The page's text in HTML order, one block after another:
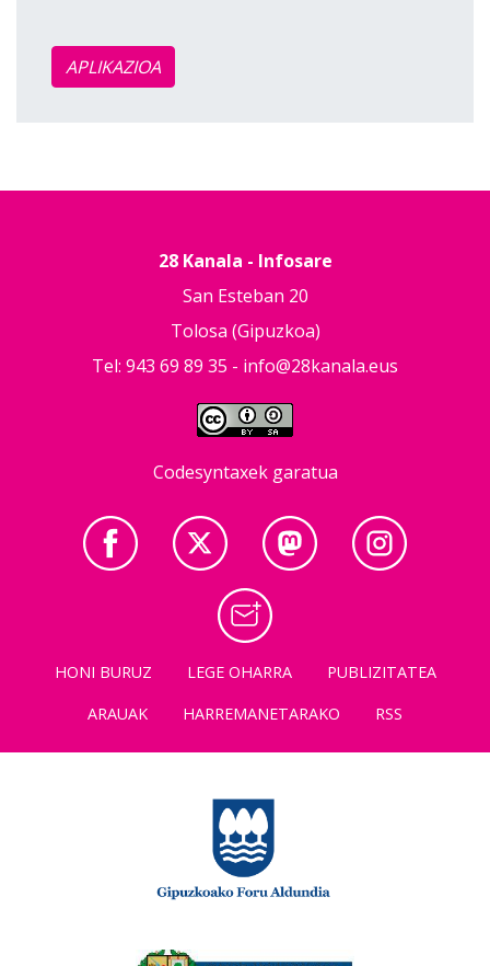
APLIKAZIOA
28 Kanala - Infosare
San Esteban 20
Tolosa (Gipuzkoa)
Tel: 943 69 89 35 - info@28kanala.eus
Codesyntaxek garatua
HONI BURUZ LEGE OHARRA
PUBLIZITATEA
ARAUAK
HARREMANETARAKO RSS